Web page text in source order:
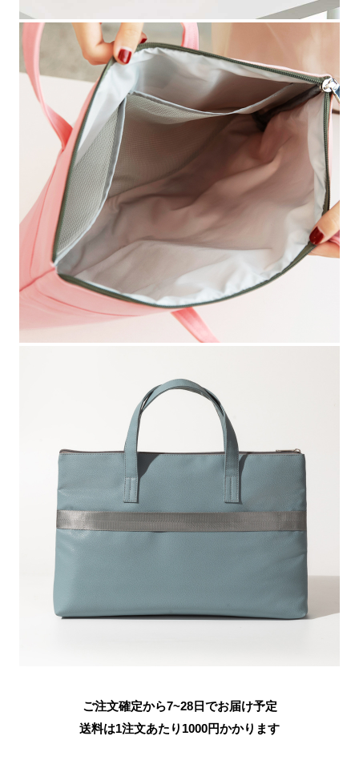
ご注文確定から7~28日でお届け予定
送料は1注文あたり 1000円かかります